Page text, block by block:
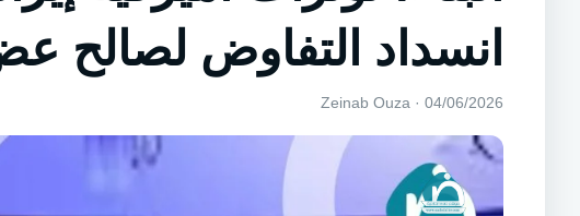
انسداد التفاوض لصالح
04/06/2026 · Zeinab Ouza